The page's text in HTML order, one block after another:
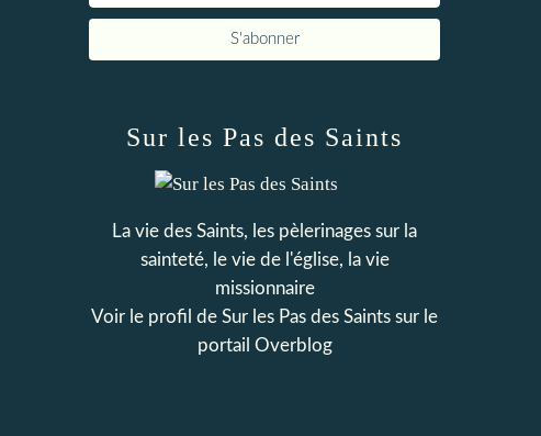
Sur les Pas des Saints
La vie des Saints, les pèlerinages sur la
sainteté, le vie de l'église, la vie
missionnaire
Voir le profil de Sur les Pas des Saints sur le
portail Overblog